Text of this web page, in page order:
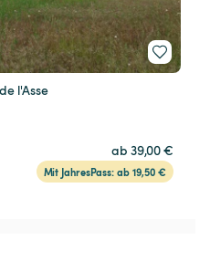
l'Asse
ab 39,00 €
Mit JahresPass: ab 19,50 €